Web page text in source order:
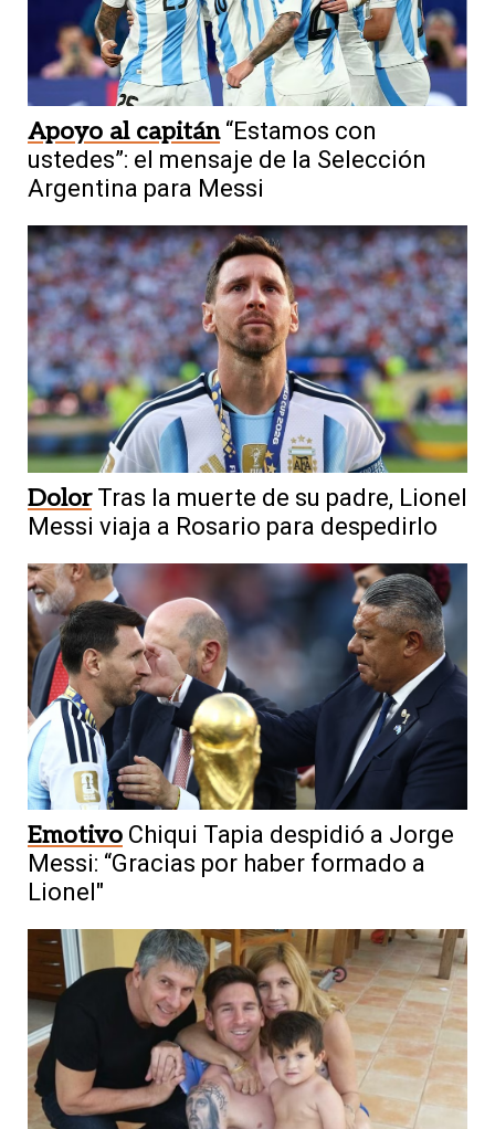
Apoyo al capitán “Estamos con
ustedes”: el mensaje de la Selección
Argentina para Messi
Dolor Tras la muerte de su padre, Lionel
Messi viaja a Rosario para despedirlo
Emotivo Chiqui Tapia despidió a Jorge
Messi: “Gracias por haber formado a
Lionel"